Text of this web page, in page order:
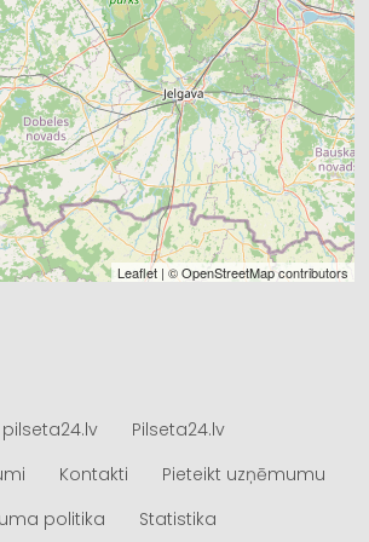
Leaflet | ©OpenStreetMapcontributors
Pilseta24.lv
Kontakti
Pieteikt uzņēmumu
politika
Statistika